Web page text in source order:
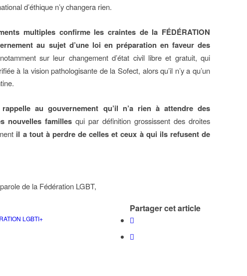
d’éthique n’y changera rien.
multiples confirme les craintes de la FÉDÉRATION
au sujet d’une loi en préparation en faveur des
sur leur changement d’état civil libre et gratuit, qui
à la vision pathologisante de la Sofect, alors qu’il n’y a qu’un
rappelle au gouvernement qu’il n’a rien à attendre des
nouvelles familles qui par définition grossissent des droites
il a tout à perdre de celles et ceux à qui ils refusent de
de la Fédération LGBT,
LGBTI+
Partager cet article